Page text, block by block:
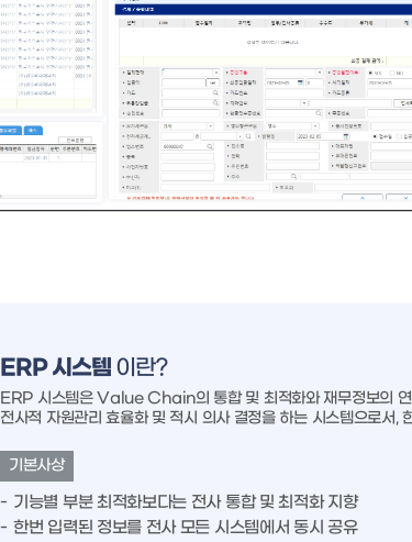
ERP 시스템 이란?
ERP 시스템은 Value Chain의 통합 및 최적화와 재무정보의 연
전사적 자원관리 효율화 및 적시 의사 결정을 하는 시스템으로서,
기본사상
기능별 부분 최적화보다는 전사 통합 및 최적화 지향
한번 입력된 정보를 전사 모든 시스템에서 동시 공유